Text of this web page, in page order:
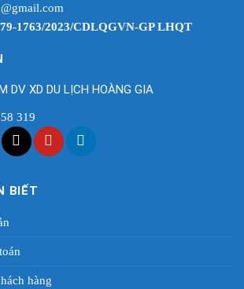
1763/2023/CDLQGVN-GP LHQT
DV XD DU LỊCH HOÀNG GIA
319
BIẾT
hàng